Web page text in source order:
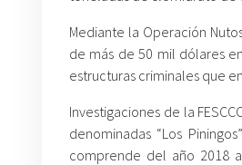
Mediante la Operación
de más de 50 mil dólares
estructuras criminales que
Investigaciones de la
denominadas “Los
comprende del año 2018